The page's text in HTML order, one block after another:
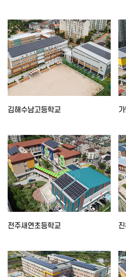
김해수남고등학교
전주새연초등학교